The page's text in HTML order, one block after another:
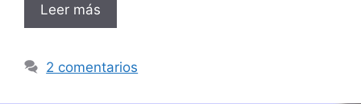
Leer más
2 comentarios